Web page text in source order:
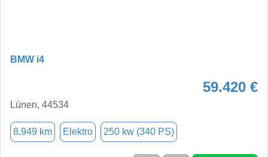
BMW i4
59.420 €
Lünen, 44534
8.949 km Elektro 250 kw (340 PS)